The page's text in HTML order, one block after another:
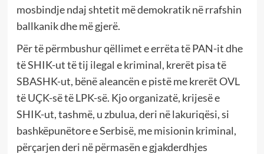
mosbindje ndaj shtetit më demokratik në rrafshin
ballkanik dhe më gjerë.
Për të përmbushur qëllimet e errëta të PAN-it dhe
të SHIK-ut të tij ilegal e kriminal, krerët pisa të
SBASHK-ut, bënë aleancën e pistë me krerët OVL
të UÇK-së të LPK-së. Kjo organizatë, krijesë e
SHIK-ut, tashmë, u zbulua, deri në lakuriqësi, si
bashkëpunëtore e Serbisë, me misionin kriminal,
përçarjen deri në përmasën e gjakderdhjes